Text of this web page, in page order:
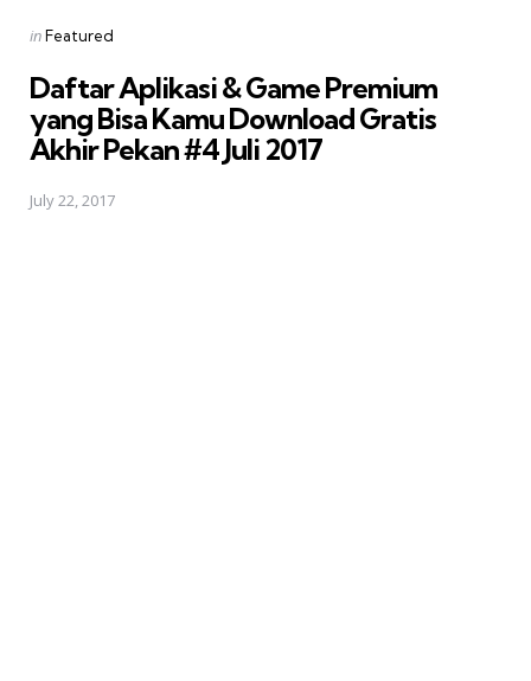
Posted
inFeatured
Daftar Aplikasi & Game Premium
yang Bisa Kamu Download Gratis 
Akhir Pekan #4 Juli 2017
July 22, 2017